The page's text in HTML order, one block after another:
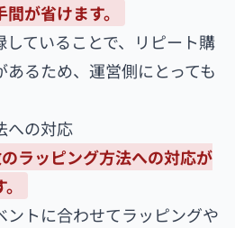
が省けます。
ていることで、リピート購
るため、運営側にとっても
への対応
ラッピング方法への対応が
ントに合わせてラッピングや